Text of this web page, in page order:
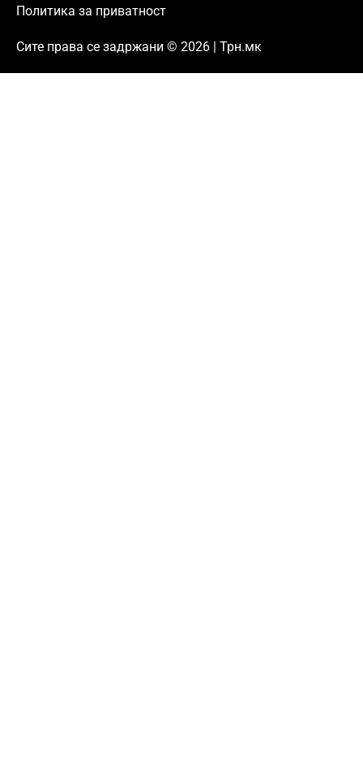
Политика за приватност
Сите права се задржани © 2026 | Трн.мк